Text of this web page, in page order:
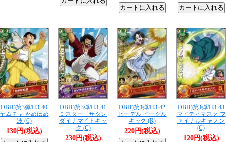
DBH)第3弾/H3-40
ヤムチャ かめはめ
波 (C)
130円(税込)
DBH)第3弾/H3-41
ミスター・サタン
ダイナマイトキッ
ク (C)
230円(税込)
DBH)第3弾/H3-42
ビーデル イーグル
キック (R)
220円(税込)
DBH)第3弾/H3-43
マイティマスク フ
ァイナルキャノン
(C)
120円(税込)